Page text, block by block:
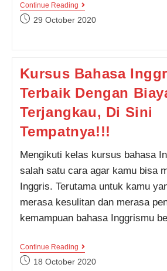
Continue ReadingKursus
Di
Tes
TOEFL
Makin
Mantap
Post29 October 2020
Kursus Bahasa
Terbaik Dengan
Terjangkau, Di Sini
Tempatnya!!!
Mengikuti kelas kursus bahasa
salah satu cara agar kamu bisa
Inggris. Terutama untuk kamu
merasa kesulitan dan merasa
kemampuan bahasa Inggrismu
Continue ReadingKursus
Inggris
Post18 October 2020